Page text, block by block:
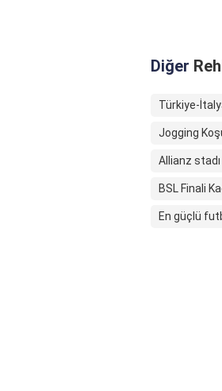
Diğer
Türkiye-
Jogging
Allianz
BSL Finali
En güçlü